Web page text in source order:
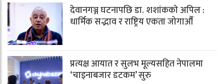
देवानगञ्ज घटनापछि डा. शशांककाे अपिल :
धार्मिक सद्भाव र राष्ट्रिय एकता जोगाऔँ
प्रत्यक्ष आयात र सुलभ मूल्यसहित नेपालमा
‘चाइनाबजार डटकम’ सुरु